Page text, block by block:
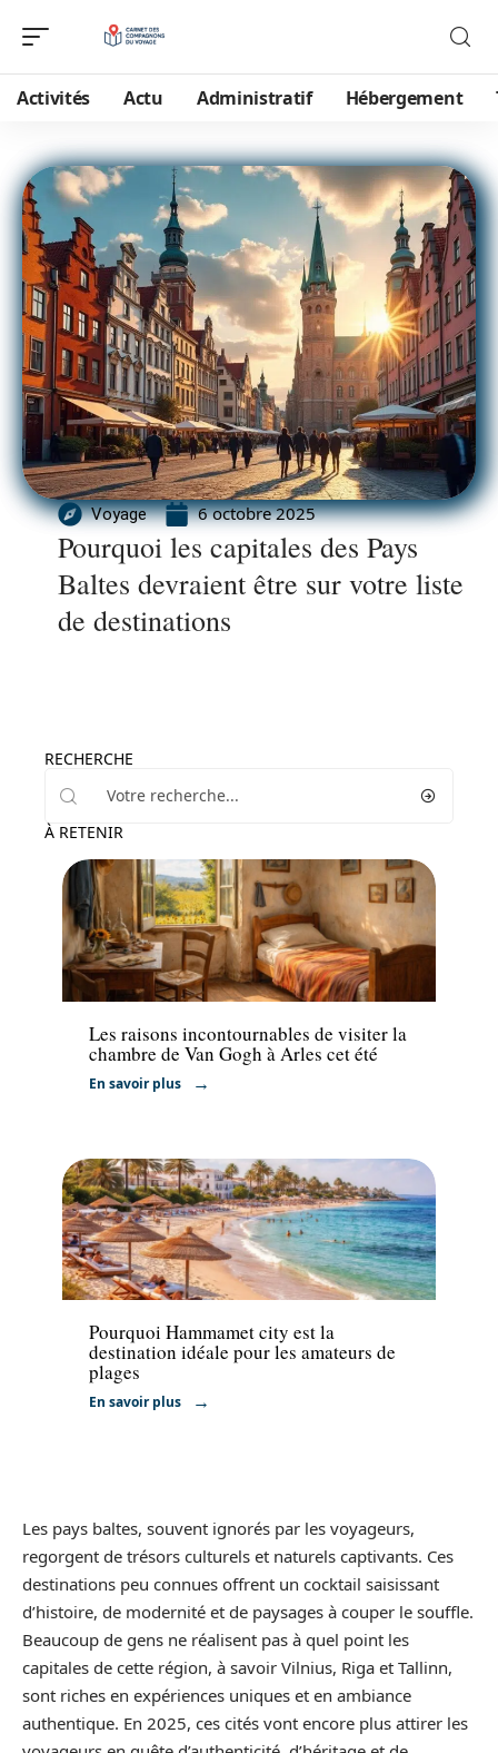
Activités Actu Administratif Hébergement
Voyage 6 octobre 2025
Pourquoi les capitales des Pays
Baltes devraient être sur votre liste
de destinations
RECHERCHE
À RETENIR
Activités
Les raisons incontournables de visiter la
chambre de Van Gogh à Arles cet été
En savoir plus
Voyage
Pourquoi Hammamet city est la
destination idéale pour les amateurs de
plages
En savoir plus
Les pays baltes, souvent ignorés par les voyageurs,
regorgent de trésors culturels et naturels captivants. Ces
destinations peu connues offrent un cocktail saisissant
d’histoire, de modernité et de paysages à couper le souffle.
Beaucoup de gens ne réalisent pas à quel point les
capitales de cette région, à savoir Vilnius, Riga et Tallinn,
sont riches en expériences uniques et en ambiance
authentique. En 2025, ces cités vont encore plus attirer les